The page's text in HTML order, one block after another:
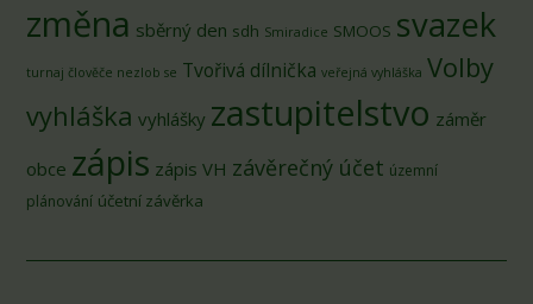
změna sběrný den sdh Smiradice SMOOS svazek
turnaj člověče nezlob se Tvořivá dílnička veřejná vyhláška Volby
vyhláška vyhlášky zastupitelstvo záměr
obce zápis zápis VH závěrečný účet územní
plánování účetní závěrka